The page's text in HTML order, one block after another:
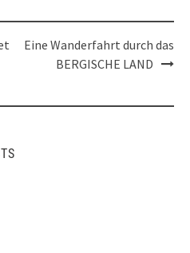
Eine Wanderfahrt durch das
BERGISCHE LAND